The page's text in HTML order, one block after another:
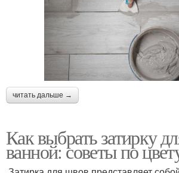
читать дальше →
Как выбрать затирку
ванной: советы по